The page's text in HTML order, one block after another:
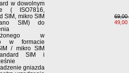
w dowolnym
( ISO7816,
SIM, mikro SIM
SIM) do
w
w formacie
/ mikro SIM
SIM i
gniazda
69,00
49,00